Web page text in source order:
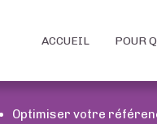
ACCUEIL POUR
Optimiser votre